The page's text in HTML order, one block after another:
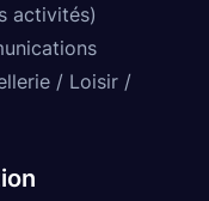
activités)
/ Loisir /